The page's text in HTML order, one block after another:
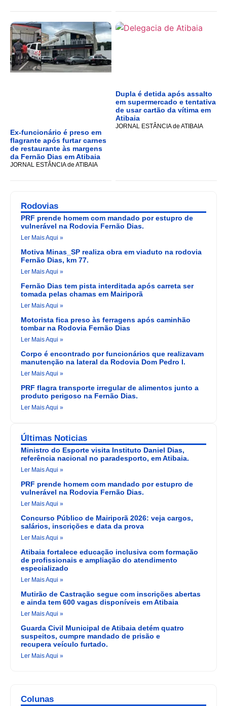
Ex-funcionário é preso em
flagrante após furtar carnes
de restaurante às margens
da Fernão Dias em Atibaia
JORNAL ESTÂNCIA de ATIBAIA
Dupla é detida após assalto
em supermercado e tentativa
de usar cartão da vítima em
Atibaia
JORNAL ESTÂNCIA de ATIBAIA
Rodovias
PRF prende homem com mandado por estupro de
vulnerável na Rodovia Fernão Dias.
Ler Mais Aqui »
Motiva Minas_SP realiza obra em viaduto na rodovia
Fernão Dias, km 77.
Ler Mais Aqui »
Fernão Dias tem pista interditada após carreta ser
tomada pelas chamas em Mairiporã
Ler Mais Aqui »
Motorista fica preso às ferragens após caminhão
tombar na Rodovia Fernão Dias
Ler Mais Aqui »
Corpo é encontrado por funcionários que realizavam
manutenção na lateral da Rodovia Dom Pedro I.
Ler Mais Aqui »
PRF flagra transporte irregular de alimentos junto a
produto perigoso na Fernão Dias.
Ler Mais Aqui »
Últimas Noticias
Ministro do Esporte visita Instituto Daniel Dias,
referência nacional no paradesporto, em Atibaia.
Ler Mais Aqui »
PRF prende homem com mandado por estupro de
vulnerável na Rodovia Fernão Dias.
Ler Mais Aqui »
Concurso Público de Mairiporã 2026: veja cargos,
salários, inscrições e data da prova
Ler Mais Aqui »
Atibaia fortalece educação inclusiva com formação
de profissionais e ampliação do atendimento
especializado
Ler Mais Aqui »
Mutirão de Castração segue com inscrições abertas
e ainda tem 600 vagas disponíveis em Atibaia
Ler Mais Aqui »
Guarda Civil Municipal de Atibaia detém quatro
suspeitos, cumpre mandado de prisão e
recupera veículo furtado.
Ler Mais Aqui »
Colunas